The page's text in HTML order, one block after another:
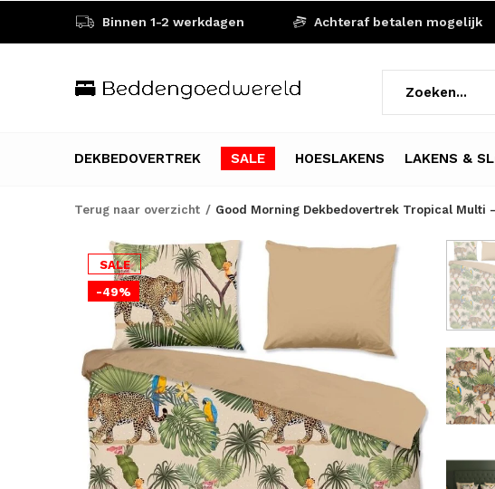
DEKBEDOVERTREK SALE HOESLAKENS LAKENS &
Binnen 1-2 werkdagen Achteraf betalen mogelijk
Terug naar overzicht Good Morning Dekbedovertrek Tropical Multi
SALE
-49%